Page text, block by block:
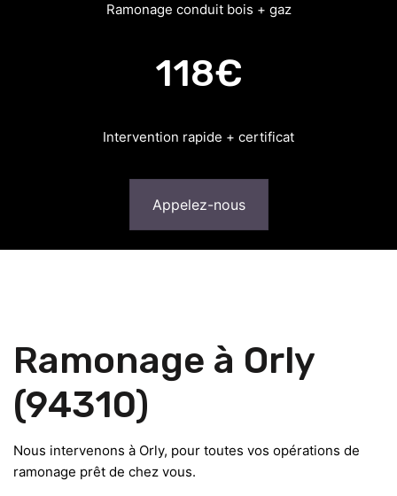
Ramonage conduit bois + gaz
118€
Intervention rapide + certificat
Appelez-nous
Ramonage à Orly
(94310)
Nous intervenons à Orly, pour toutes vos opérations de
ramonage prêt de chez vous.